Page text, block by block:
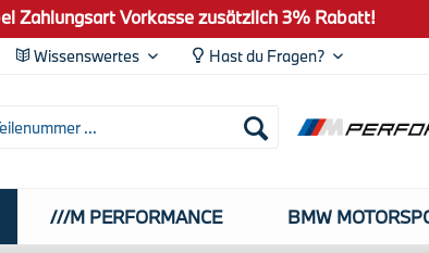
Zahlungsart Vorkasse zusätzlich 3% Rabatt!
Wissenswertes Hast du Fragen?
///M PERFORMANCE BMW